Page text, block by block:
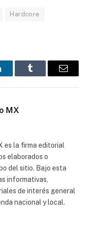
Hardcore
Tumblr
Correo
MX
es la firma editorial
elaborados o
del sitio. Bajo esta
informativas,
de interés general
nacional y local.